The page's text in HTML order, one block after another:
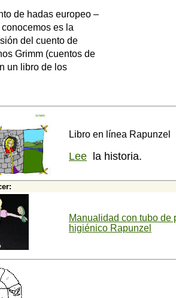
de hadas europeo –
es la
del cuento de
Grimm (cuentos de
un libro de los
Libro en línea Rapunzel
Lee la historia.
Manualidad con tubo de
higiénico Rapunzel